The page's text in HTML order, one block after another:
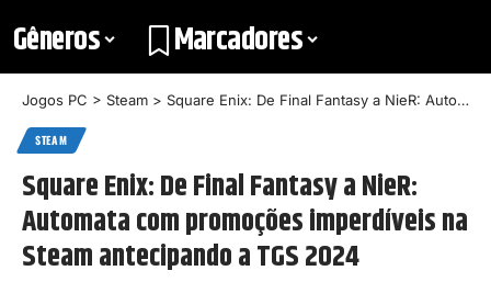
Gêneros
Marcadores
Jogos PC > Steam > Square Enix: De Final Fantasy a NieR: Automata com promoções imperdíveis na Steam antecipando a TGS 2024
STEAM
Square Enix: De Final Fantasy a NieR:
Automata com promoções imperdíveis na
Steam antecipando a TGS 2024